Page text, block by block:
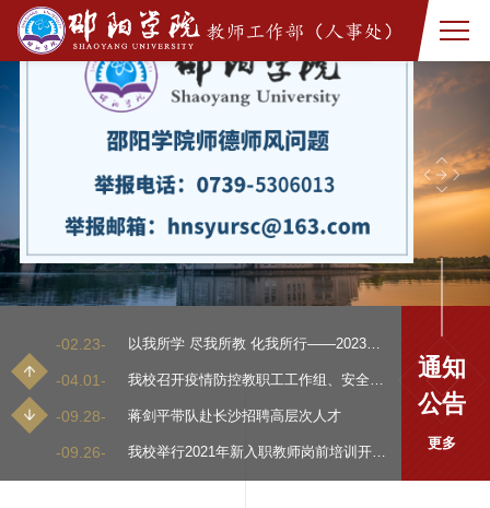
-02.23- 以我所学 尽我所教 化我所行——2023年邵阳学院寒假教师研修...
-04.01-
蒋剑平带队赴长沙招聘高层次人才
-02.23-
-04.01- 我校召开疫情防控教职工工作组、安全保卫与环境整治工作组会
-09.28- 蒋剑平带队赴长沙招聘高层次人才
-09.26- 我校举行2021年新入职教师岗前培训开学典礼
-02.23- 以我所学 尽我所教 化我所行——2023年邵阳学院寒假教师研修...
-04.01-
-09.28- 蒋剑平带队赴长沙招聘高层次人才
-09.26- 我校举行2021年新入职教师岗前培训开学典礼
通知
公告
更多